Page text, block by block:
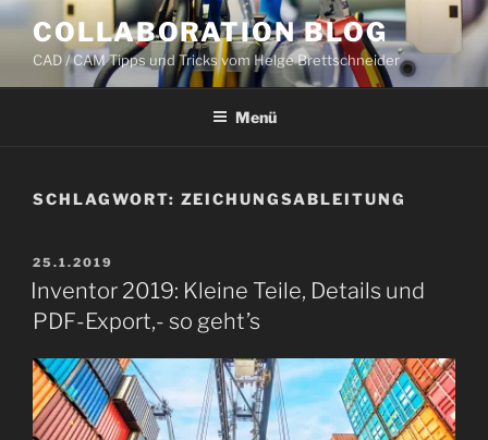
Zum
Inhalt
springen
COLLABORATION BLOG
CAD / CAM Tipps und Tricks vom Helge Brettschneider
Menü
SCHLAGWORT: ZEICHUNGSABLEITUNG
VERÖFFENTLICHT
AM
25.1.2019
Inventor 2019: Kleine Teile, Details und
PDF-Export,- so geht’s